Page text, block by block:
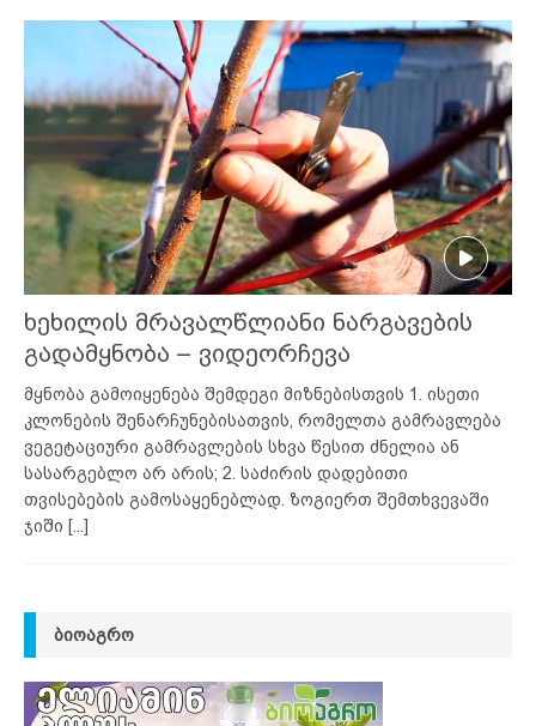
ხეხილის მრავალწლიანი ნარგავების
გადამყნობა – ვიდეორჩევა
მყნობა გამოიყენება შემდეგი მიზნებისთვის 1. ისეთი
კლონების შენარჩუნებისათვის, რომელთა გამრავლება
ვეგეტაციური გამრავლების სხვა წესით ძნელია ან
სასარგებლო არ არის; 2. საძირის დადებითი
თვისებების გამოსაყენებლად. ზოგიერთ შემთხვევაში
ჯიში [...]
ᲑᲘᲝᲐᲒᲠᲝ